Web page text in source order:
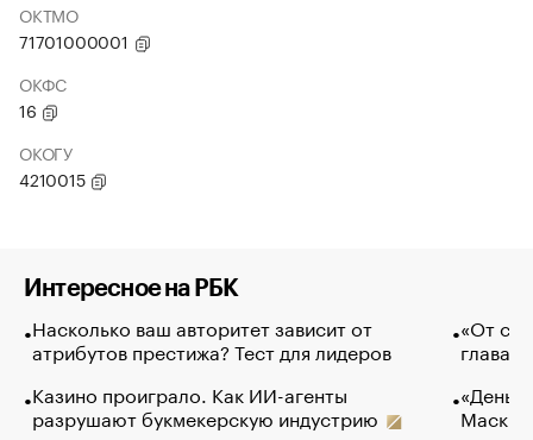
ОКТМО
71701000001
ОКФС
16
ОКОГУ
4210015
Интересное на РБК
Насколько ваш авторитет зависит от
атрибутов престижа? Тест для лидеров
Казино проиграло. Как ИИ-агенты
разрушают букмекерскую индустрию
«От
глава
Маск в